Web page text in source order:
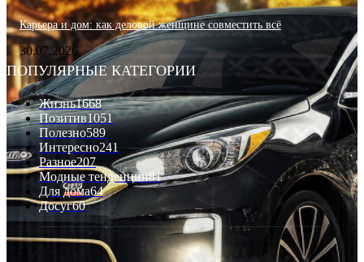
Карьера и дом: как деловой женщине совместить всё
30.07.2026
ПОПУЛЯРНЫЕ КАТЕГОРИИ
Жизнь1668
Позитив1051
Полезно589
Интересно241
Разное207
Модные тенденции81
Для дома64
Досуг60